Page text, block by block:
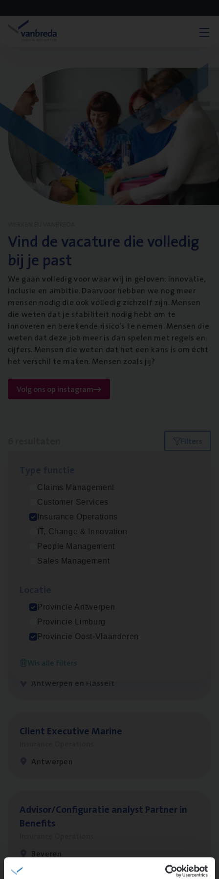
Vind de vacature die volledig
bij je past
We gaan volledig voor waar wij in geloven: innovatie,
inclusie en ambitie. Daarvoor hebben we nog meer
mensen nodig die ook volledig zichzelf zijn. Mensen
die weten dat je stabiliteit nodig hebt om te
innoveren en berekende risico’s te nemen. Mensen die
weten dat deze job meer is dan spelen met regels en
cijfers. Mensen die weten dat het een kans is om écht
het verschil te maken. Mensen zoals jij?
Volg ons op instagram
Filters
Claims Management
Customer Services
Insurance Operations
IT, Change & Innovation
People Management
Sales Management
Provincie Antwerpen
Provincie Limburg
Provincie Oost-Vlaanderen
Wis alle filters
Dos­sier­be­heer­der Gewaar­borgd Inkomen
Insurance Operations
Antwerpen
Dos­sier­be­heer­der Onder­ne­min­gen Van­b­
Mechelen
Insurance Operations
Antwerpen en Hasselt
Client Exe­cu­ti­ve Marine
Antwerpen
Advisor/​Configuratie ana­lyst Part­ner in
Benefits
Beveren